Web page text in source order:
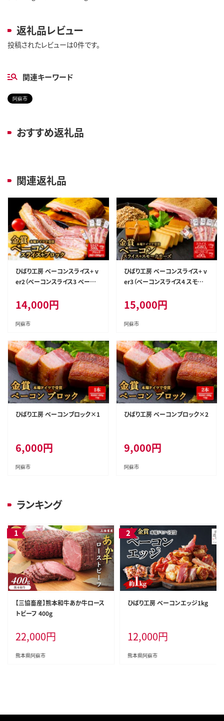
返礼品レビュー
投稿されたレビューは0件です。
関連キーワード
阿蘇市
おすすめ返礼品
関連返礼品
ひばり工房 ベーコンスライス+ v
er2（ベーコンスライス3 ベーコ
14,000円
阿蘇市
ひばり工房 ベーコンスライス+ v
er3（ベーコンスライス4 スモー
15,000円
阿蘇市
ひばり工房 ベーコンブロック×1
6,000円
阿蘇市
ひばり工房 ベーコンブロック×2
9,000円
阿蘇市
ランキング
【三協畜産】熊本和牛あか牛ロース
トビーフ 400g
22,000円
熊本県阿蘇市
ひばり工房 ベーコンエッジ1kg
12,000円
熊本県阿蘇市